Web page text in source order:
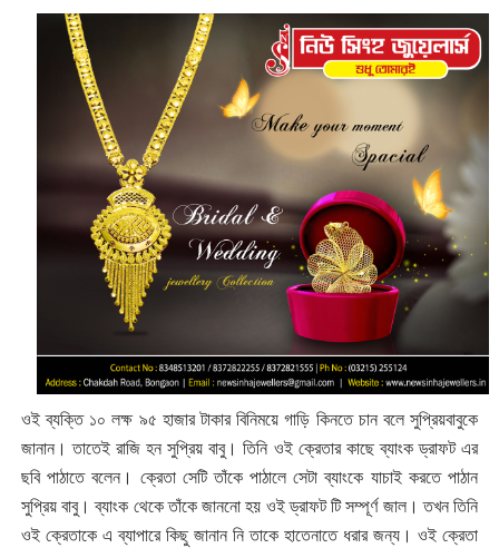
ওই ব্যক্তি ১০ লক্ষ ৯৫ হাজার টাকার বিনিময়ে গাড়ি কিনতে চান বলে সুপ্রিয়বাবুকে
জানান। তাতেই রাজি হন সুপ্রিয় বাবু। তিনি ওই ক্রেতার কাছে ব্যাংক ড্রাফট এর
ছবি পাঠাতে বলেন। ক্রেতা সেটি তাঁকে পাঠালে সেটা ব্যাংকে যাচাই করতে পাঠান
সুপ্রিয় বাবু। ব্যাংক থেকে তাঁকে জাননো হয় ওই ড্রাফট টি সম্পূর্ণ জাল। তখন তিনি
ওই ক্রেতাকে এ ব্যাপারে কিছু জানান নি তাকে হাতেনাতে ধরার জন্য। ওই ক্রেতা